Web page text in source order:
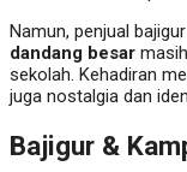
Namun, penjual
dandang besar
sekolah. Kehadiran
juga nostalgia dan
Bajigur &